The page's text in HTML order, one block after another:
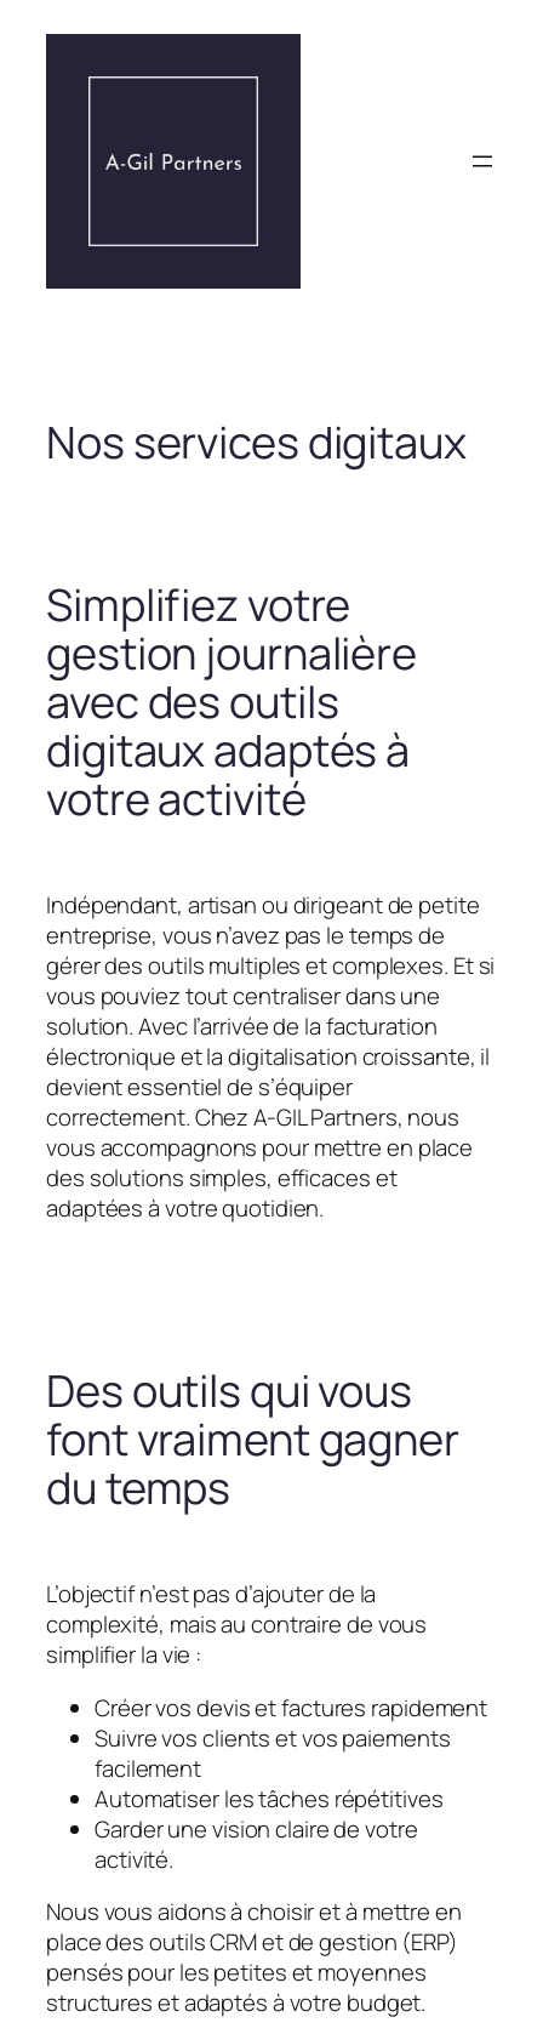
contenu
Nos services digitaux
Simplifiez votre
gestion journalière
avec des outils
digitaux adaptés à
votre activité
Indépendant, artisan ou dirigeant de petite
entreprise, vous n’avez pas le temps de
gérer des outils multiples et complexes. Et si
vous pouviez tout centraliser dans une
solution. Avec l’arrivée de la facturation
électronique et la digitalisation croissante, il
devient essentiel de s’équiper
correctement. Chez A-GIL Partners, nous
vous accompagnons pour mettre en place
des solutions simples, efficaces et
adaptées à votre quotidien.
Des outils qui vous
font vraiment gagner
du temps
L’objectif n’est pas d’ajouter de la
complexité, mais au contraire de vous
simplifier la vie :
Créer vos devis et factures rapidement
Suivre vos clients et vos paiements
facilement
Automatiser les tâches répétitives
Garder une vision claire de votre
activité.
Nous vous aidons à choisir et à mettre en
place des outils CRM et de gestion (ERP)
pensés pour les petites et moyennes
structures et adaptés à votre budget.